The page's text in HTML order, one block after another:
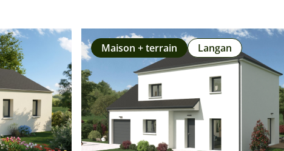
Maison + terrain Langan